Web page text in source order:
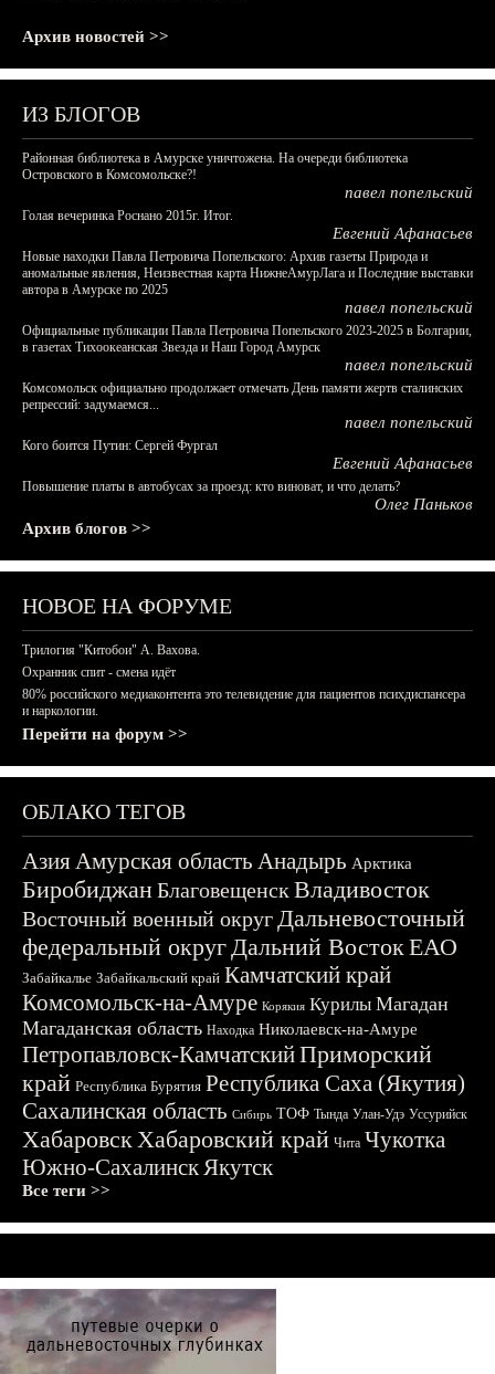
Архив новостей >>
ИЗ БЛОГОВ
Районная библиотека в Амурске уничтожена. На очереди библиотека
Островского в Комсомольске?!
павел попельский
Голая вечеринка Роснано 2015г. Итог.
Евгений Афанасьев
Новые находки Павла Петровича Попельского: Архив газеты Природа и
аномальные явления, Неизвестная карта НижнеАмурЛага и Последние выставки
автора в Амурске по 2025
павел попельский
Официальные публикации Павла Петровича Попельского 2023-2025 в Болгарии,
в газетах Тихоокеанская Звезда и Наш Город Амурск
павел попельский
Комсомольск официально продолжает отмечать День памяти жертв сталинских
репрессий: задумаемся...
павел попельский
Кого боится Путин: Сергей Фургал
Евгений Афанасьев
Повышение платы в автобусах за проезд: кто виноват, и что делать?
Олег Паньков
Архив блогов >>
НОВОЕ НА ФОРУМЕ
Трилогия "Китобои" А. Вахова.
Охранник спит - смена идёт
80% российского медиаконтента это телевидение для пациентов психдиспансера
и наркологии.
Перейти на форум >>
ОБЛАКО ТЕГОВ
АзияАмурская область Анадырь Арктика
БиробиджанБлаговещенскВладивосток
Восточный военный округДальневосточный
федеральный округДальний ВостокЕАО
Забайкалье Забайкальский край Камчатский край
Комсомольск-на-Амуре Корякия Курилы Магадан
Магаданская область Находка Николаевск-на-Амуре
Петропавловск-КамчатскийПриморский
край Республика Бурятия Республика Саха (Якутия)
Сахалинская область Сибирь ТОФ Тында Улан-Удэ Уссурийск
ХабаровскХабаровский край Чита Чукотка
Южно-СахалинскЯкутск
Все теги >>